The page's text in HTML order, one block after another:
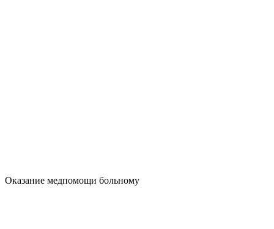
Оказание медпомощи больному